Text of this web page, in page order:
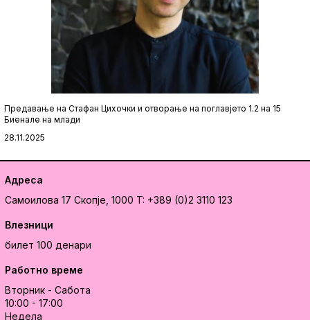
Предавање на Стафан Цихочки и отворање на поглавјето 1.2 на 15
Биенале на млади
28.11.2025
Адреса
Самоилова 17 Скопје, 1000 T: +389 (0)2 3110 123
Влезници
билет 100 денари
Работно време
Вторник - Сабота
10:00 - 17:00
Недела